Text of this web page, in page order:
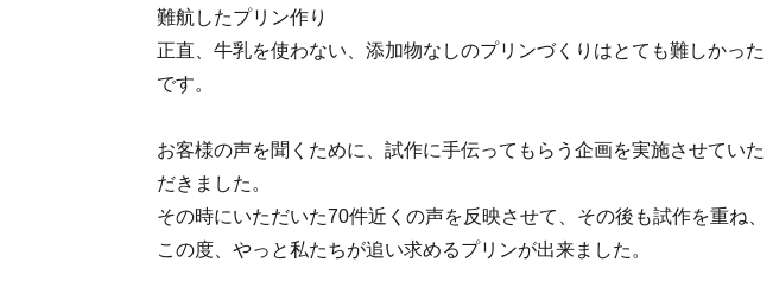
難航したプリン作り
正直、牛乳を使わない、添加物なしのプリンづくりはとても難しかった
です。
お客様の声を聞くために、試作に手伝ってもらう企画を実施させていた
だきました。
その時にいただいた70件近くの声を反映させて、その後も試作を重ね、
この度、やっと私たちが追い求めるプリンが出来ました。